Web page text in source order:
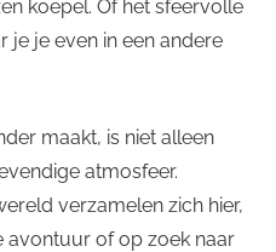
koepel. Of het sfeervolle
je je even in een andere
maakt, is niet alleen
atmosfeer.
verzamelen zich hier,
of op zoek naar